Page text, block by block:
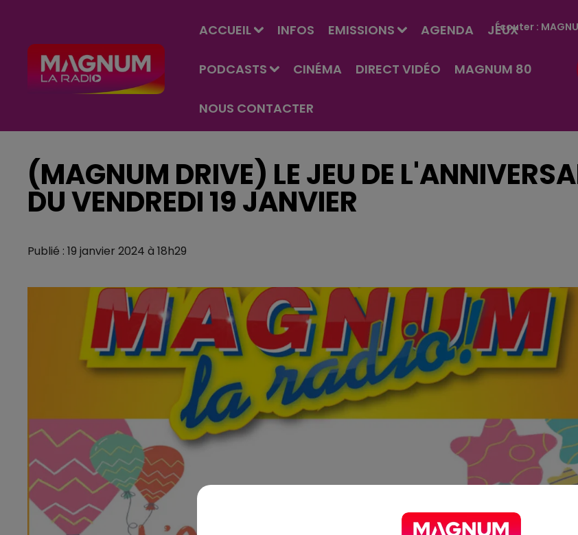
ACCUEIL INFOS EMISSIONS AGENDA JEUX
PODCASTS CINÉMA DIRECT VIDÉO MAGNUM 80
NOUS CONTACTER
Écouter :
(MAGNUM DRIVE) LE JEU DE
DU VENDREDI 19 JANVIER
Publié : 19 janvier 2024 à 18h29